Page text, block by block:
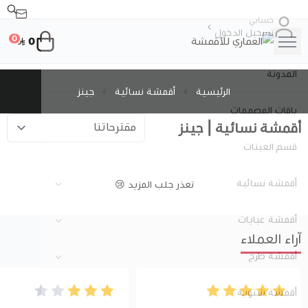
العماري للأقمشة
0 0
حسابي
تسجيل الدخول
المدونة
باقات المصممات
قسم العينات
أقمشة نسائية
عرض الكل
قطن
كتان (لينن)
أقمشة عبايات
عرض الكل
كريب صالونا
أقمشة طرح
عرض الكل
أقمشة شتوية
الرئيسية أقمشة نسائية جينز
أقمشة نسائية | جينز
تعذر جلب المزيد 😢
آراء العملاء